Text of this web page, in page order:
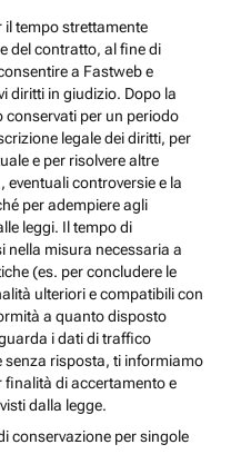
tempo strettamente
del contratto, al fine di
a Fastweb e
diritti in giudizio. Dopo la
conservati per un periodo
legale dei diritti, per
e per risolvere altre
controversie e la
per adempiere agli
leggi. Il tempo di
nella misura necessaria a
(es. per concludere le
ulteriori e compatibili con
a quanto disposto
i dati di traffico
senza risposta, ti informiamo
di accertamento e
dalla legge.
conservazione per singole